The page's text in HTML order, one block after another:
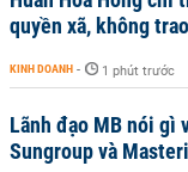
quyền xã, không
KINH DOANH - 1 phút trước
Lãnh đạo MB nói gì
Sungroup và